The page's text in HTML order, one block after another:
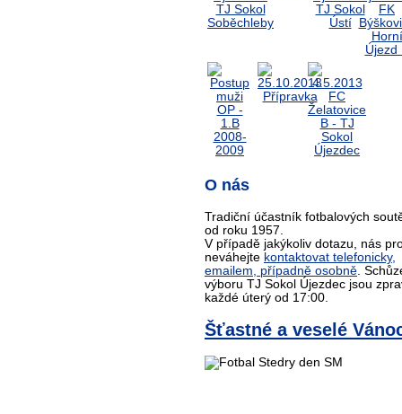
O nás
Tradiční účastník fotbalových
od roku 1957.
V případě jakýkoliv dotazu, nás
neváhejte kontaktovat telefonicky,
emailem, případně osobně.
výboru TJ Sokol Újezdec jsou
každé úterý od 17:00.
Šťastné a veselé